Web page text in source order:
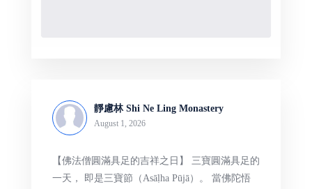
靜慮林 Shi Ne Ling Monastery
August 1, 2026
【佛法僧圓滿具足的吉祥之日】 三寶圓滿具足的
一天， 即是三寶節（Asāḷha Pūjā）。 當佛陀悟